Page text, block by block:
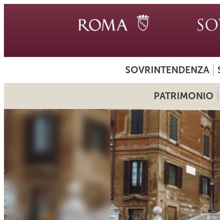
SOVRINTENDENZA
PATRIMONIO